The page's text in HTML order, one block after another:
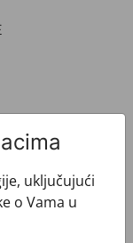
uključujući
o Vama u